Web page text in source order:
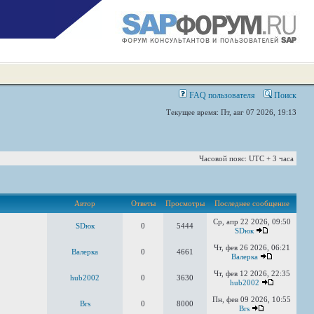
FAQ пользователя Поиск
Текущее время: Пт, авг 07 2026, 19:13
Часовой пояс: UTC + 3 часа
Автор Ответы Просмотры Последнее сообщение
SDюк 0 5444
Ср, апр 22 2026, 09:50
SDюк
Валерка 0 4661
Чт, фев 26 2026, 06:21
Валерка
hub2002 0 3630
Чт, фев 12 2026, 22:35
hub2002
Brs 0 8000
Пн, фев 09 2026, 10:55
Brs